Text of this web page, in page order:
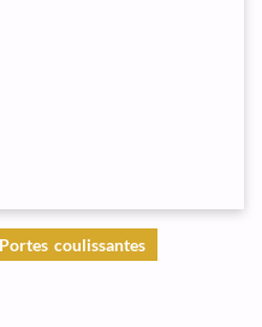
Portes coulissantes